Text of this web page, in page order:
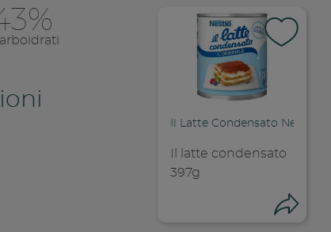
su
Copia link
Il Latte Condensato Nestlé
Il latte condensato
397g